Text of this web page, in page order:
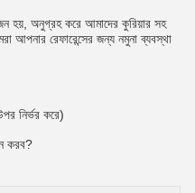
হয়, অনুগ্রহ করে আমাদের কুরিয়ার সহ
আপনার রেফারেন্সের জন্য নমুনা ব্যবস্থা
নির্ভর করে)
করব?